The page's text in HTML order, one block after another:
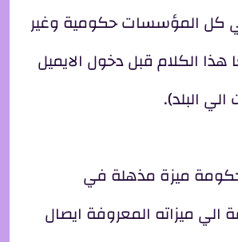
كل المؤسسات حكومية وغير
الكلام قبل دخول الايميل
الي البلد).
ميزة مذهلة في
ميزاته المعروفة ايصال